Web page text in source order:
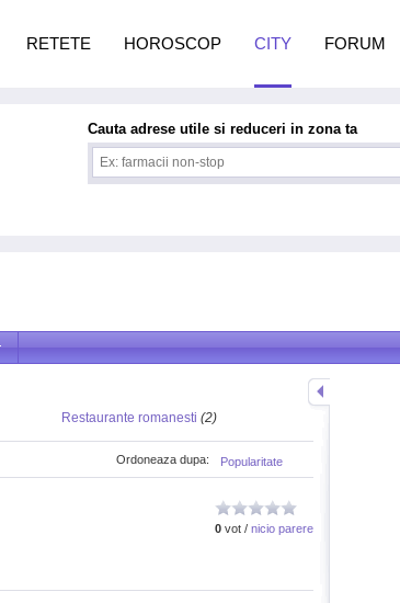
Restaurante romanesti (2)
Popularitate
Ordoneaza dupa:
0 vot / nicio parere
Cauta adrese utile si reduceri in zona ta
RETETE HOROSCOP CITY FORUM